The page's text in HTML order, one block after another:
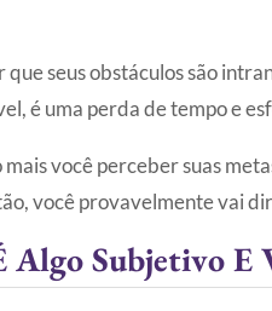
que seus obstáculos são
é uma perda de tempo e
você perceber suas
você provavelmente vai
Algo Subjetivo E